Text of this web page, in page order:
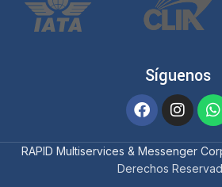
Síguenos
RAPID Multiservices & Messenger
Derechos